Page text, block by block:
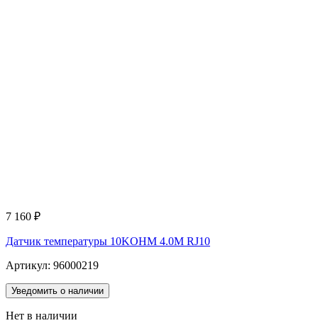
7 160 ₽
Датчик температуры 10KOHM 4.0M RJ10
Артикул: 96000219
Уведомить о наличии
Нет в наличии